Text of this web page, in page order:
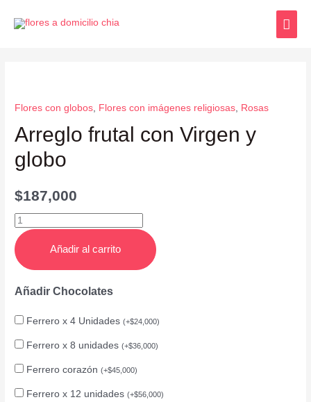
Flores con globos, Flores con imágenes religiosas, Rosas
Arreglo frutal con Virgen y
globo
$187,000
Añadir al carrito
Añadir Chocolates
Ferrero x 4 Unidades(+$24,000)
Ferrero x 8 unidades(+$36,000)
Ferrero corazón(+$45,000)
Ferrero x 12 unidades(+$56,000)